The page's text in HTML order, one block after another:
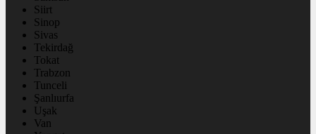
Siirt
Sinop
Sivas
Tekirdağ
Tokat
Trabzon
Tunceli
Şanlıurfa
Uşak
Van